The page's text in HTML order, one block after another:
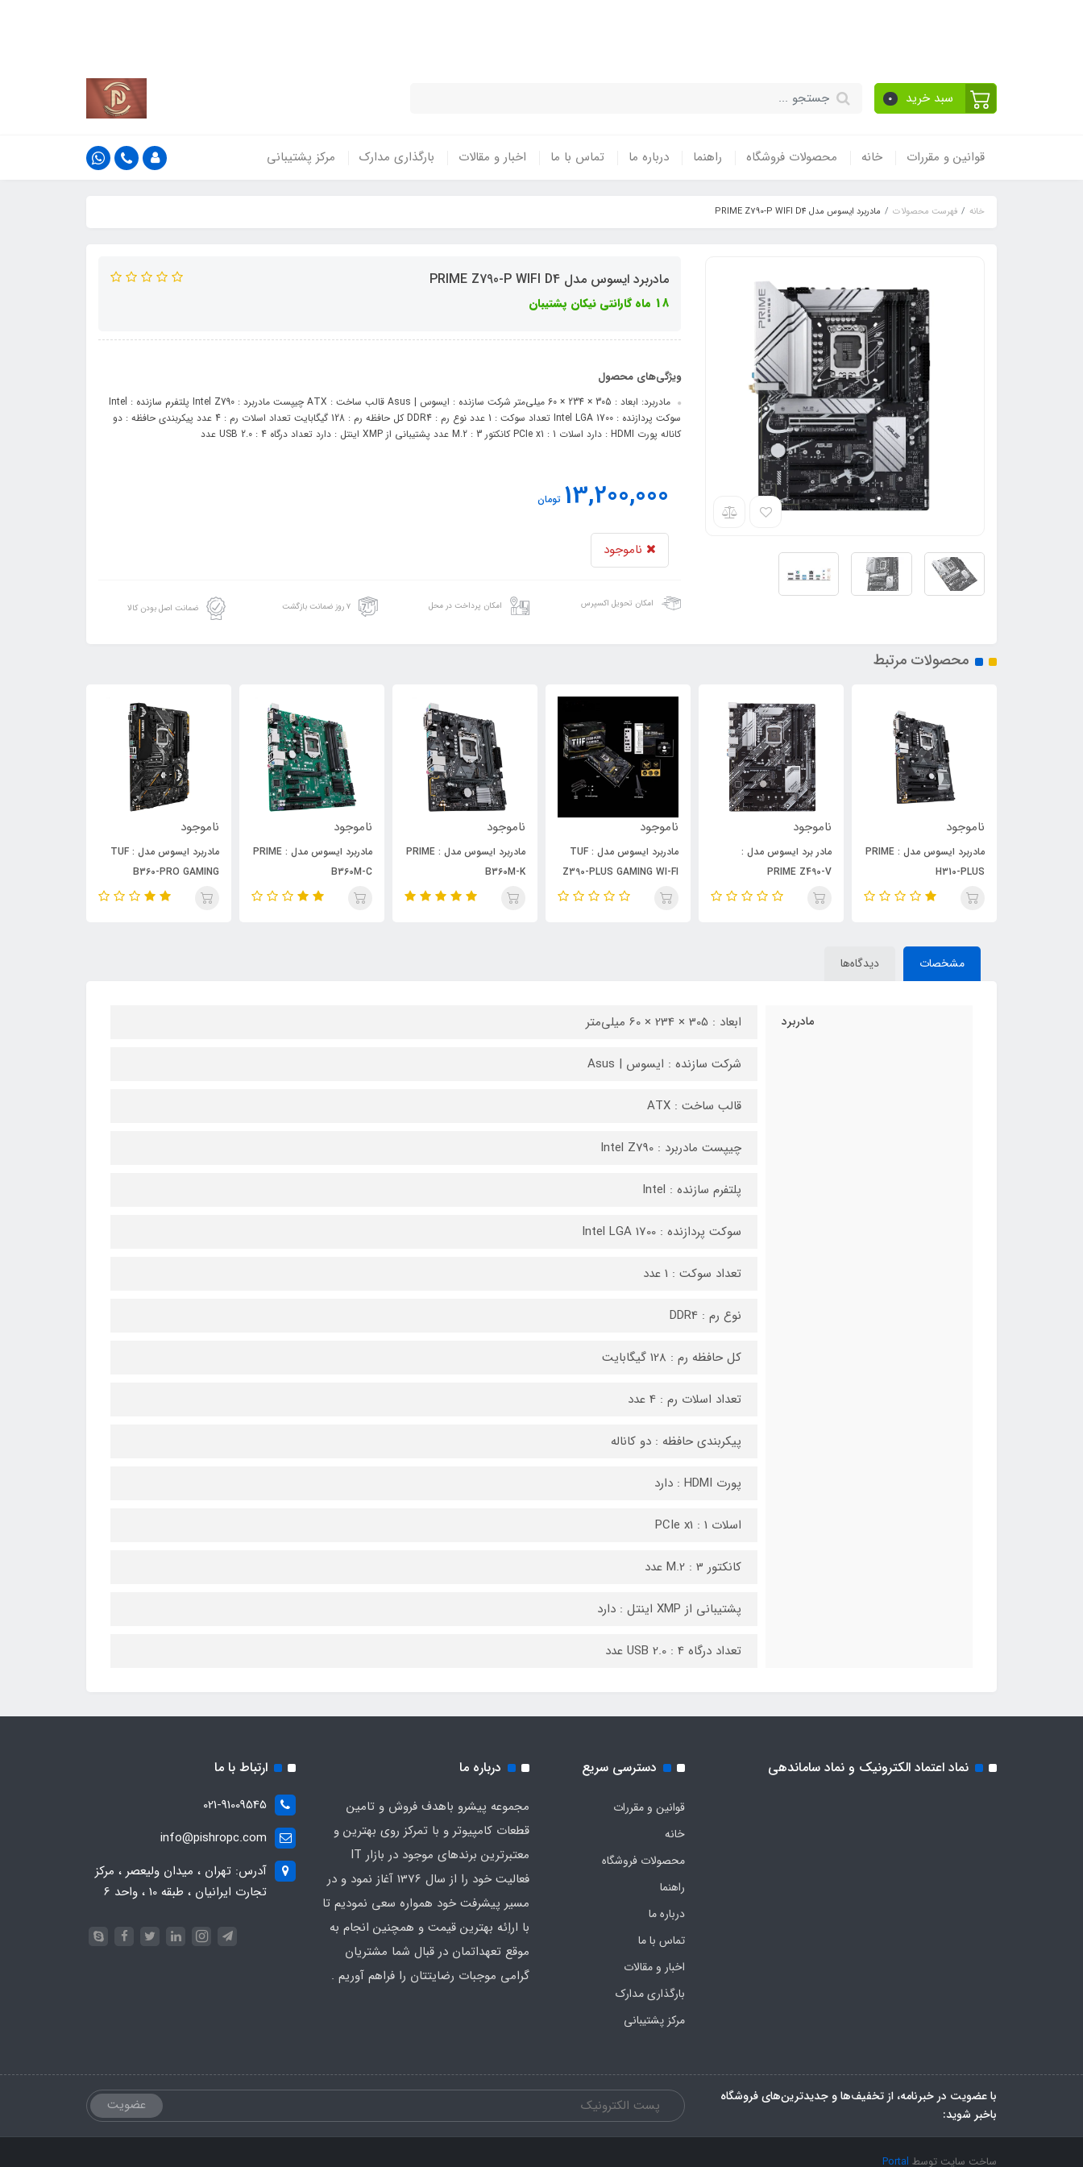
سبد خرید 0
قوانین و مقررات خانه محصولات فروشگاه راهنما درباره ما تماس با ما اخبار و مقالات بارگذاری مدارک مرکز پشتیبانی
خانه فهرست محصولات مادربرد ایسوس مدل PRIME Z790-P WIFI D4
مادربرد ایسوس مدل PRIME Z790-P WIFI D4
18 ماه گارانتی نیکان پشتیبان
ویژگی‌های محصول
مادربرد: ابعاد : 305 × 234 × 60 میلی‌متر شرکت سازنده : ایسوس | Asus قالب ساخت : ATX چیپست مادربرد : Intel Z790 پلتفرم سازنده : Intel
سوکت پردازنده : Intel LGA 1700 تعداد سوکت : 1 عدد نوع رم : DDR4 کل حافظه رم : 128 گیگابایت تعداد اسلات رم : 4 عدد پیکربندی حافظه : دو
کاناله پورت HDMI : دارد اسلات PCIe x1 : 1 کانکتور M.2 : 3 عدد پشتیبانی از XMP اینتل : دارد تعداد درگاه USB 2.0 : 4 عدد
13,200,000 تومان
ناموجود
امکان تحویل اکسپرس امکان پرداخت در محل ۷ روز ضمانت بازگشت ضمانت اصل بودن کالا
محصولات مرتبط
ناموجود
مادر برد ایسوس مدل :
PRIME Z490-V
ناموجود
Z390-PLUS GAMING WI-FI
ناموجود
مادربرد ایسوس مدل : PRIME
B360M-K
ناموجود
مادربرد ایسوس مدل : PRIME
B360M-C
ناموجود
مادربرد ایسوس مدل : TUF
B360-PRO GAMING
ناموجود
مادربرد ایسوس مدل : PRIME
B365-PLUS
مشخصات دیدگاه‌ها
مادربرد ابعاد : 305 × 234 × 60 میلی‌متر
شرکت سازنده : ایسوس | Asus
قالب ساخت : ATX
چیپست مادربرد : Intel Z790
پلتفرم سازنده : Intel
سوکت پردازنده : Intel LGA 1700
تعداد سوکت : 1 عدد
نوع رم : DDR4
کل حافظه رم : 128 گیگابایت
تعداد اسلات رم : 4 عدد
پیکربندی حافظه : دو کاناله
پورت HDMI : دارد
اسلات PCIe x1 : 1
کانکتور M.2 : 3 عدد
پشتیبانی از XMP اینتل : دارد
تعداد درگاه USB 2.0 : 4 عدد
نماد اعتماد الکترونیک و نماد ساماندهی دسترسی سریع
قوانین و مقررات
خانه
محصولات فروشگاه
راهنما
درباره ما
تماس با ما
اخبار و مقالات
بارگذاری مدارک
مرکز پشتیبانی
درباره ما
مجموعه پیشرو باهدف فروش و تامین
قطعات کامپیوتر و با تمرکز روی بهترین و
معتبرترین برندهای موجود در بازار IT
فعالیت خود را از سال 1376 آغاز نمود و در
مسیر پیشرفت خود همواره سعی نمودیم تا
با اراِئه بهترین قیمت و همچنین انجام به
موقع تعهداتمان در قبال شما مشتریان
گرامی موجبات رضایتتان را فراهم آوریم .
ارتباط با ما
021-91009545
info@pishropc.com
آدرس: تهران ، میدان ولیعصر ، مرکز
تجارت ایرانیان ، طبقه 10 ، واحد 6
با عضویت در خبرنامه، از تخفیف‌ها و جدیدترین‌های فروشگاه
باخبر شوید:
عضویت
ساخت سایت توسط Portal